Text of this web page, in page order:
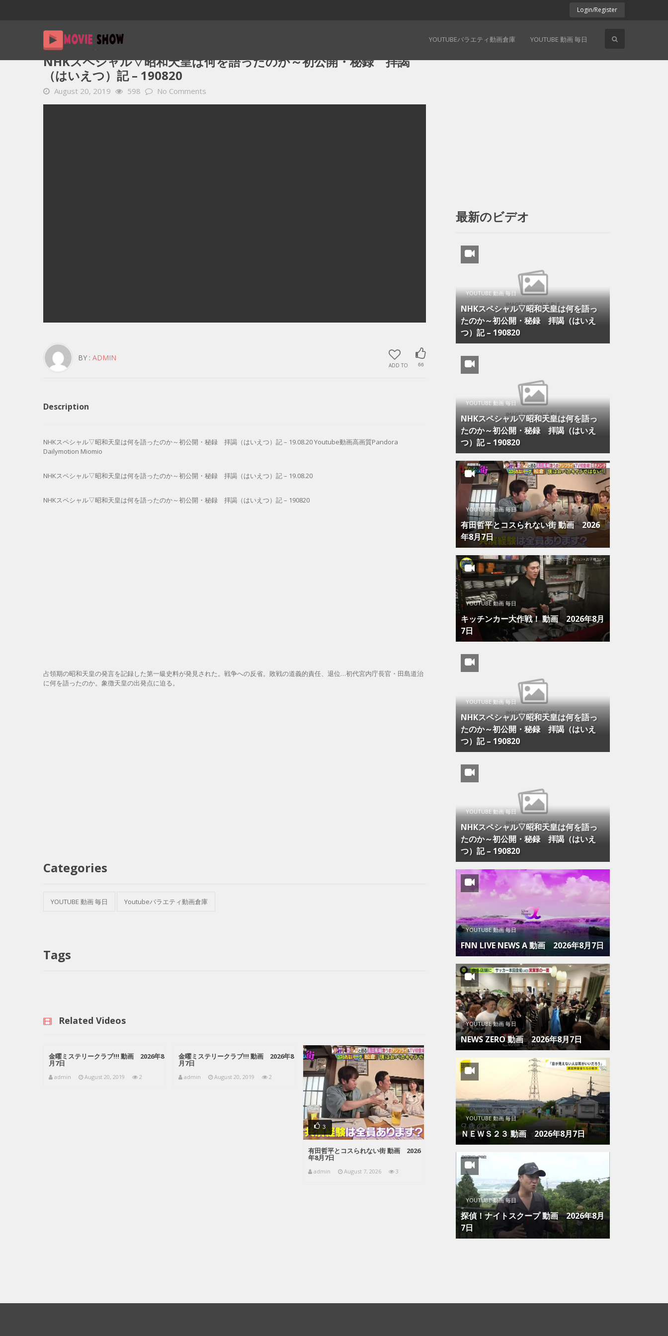
Login/Register
YOUTUBEバラエティ動画倉庫 YOUTUBE 動画 毎日
Home
NHKスペシャル▽昭和天皇は何を語ったのか～初公開・秘録 拝謁
（はいえつ）記 – 190820
August 20, 2019 598 No Comments
ADD TO 66
BY : ADMIN
Description
NHKスペシャル▽昭和天皇は何を語ったのか～初公開・秘録 拝謁（はいえつ）記 – 19.08.20 Youtube動画高画質Pandora
Dailymotion Miomio
NHKスペシャル▽昭和天皇は何を語ったのか～初公開・秘録 拝謁（はいえつ）記 – 19.08.20
NHKスペシャル▽昭和天皇は何を語ったのか～初公開・秘録 拝謁（はいえつ）記 – 190820
占領期の昭和天皇の発言を記録した第一級史料が発見された。戦争への反省。敗戦の道義的責任、退位…初代宮内庁長官・田島道治
に何を語ったのか。象徴天皇の出発点に迫る。
Categories
YOUTUBE 動画 毎日 Youtubeバラエティ動画倉庫
Tags
Related Videos
金曜ミステリークラブ!!! 動画 2026年8
月7日
admin August 20, 2019 2
金曜ミステリークラブ!!! 動画 2026年8
月7日
admin August 20, 2019 2
3
有田哲平とコスられない街 動画 2026
年8月7日
admin August 7, 2026 3
最新のビデオ
YOUTUBE 動画 毎日
NHKスペシャル▽昭和天皇は何を語っ
たのか～初公開・秘録 拝謁（はいえ
つ）記 – 190820
YOUTUBE 動画 毎日
NHKスペシャル▽昭和天皇は何を語っ
たのか～初公開・秘録 拝謁（はいえ
つ）記 – 190820
YOUTUBE 動画 毎日
有田哲平とコスられない街 動画 2026
年8月7日
YOUTUBE 動画 毎日
キッチンカー大作戦！ 動画 2026年8月
7日
YOUTUBE 動画 毎日
NHKスペシャル▽昭和天皇は何を語っ
たのか～初公開・秘録 拝謁（はいえ
つ）記 – 190820
YOUTUBE 動画 毎日
NHKスペシャル▽昭和天皇は何を語っ
たのか～初公開・秘録 拝謁（はいえ
つ）記 – 190820
YOUTUBE 動画 毎日
FNN LIVE NEWS Α 動画 2026年8月7日
YOUTUBE 動画 毎日
NEWS ZERO 動画 2026年8月7日
YOUTUBE 動画 毎日
ＮＥＷＳ２３ 動画 2026年8月7日
YOUTUBE 動画 毎日
探偵！ナイトスクープ 動画 2026年8月
7日